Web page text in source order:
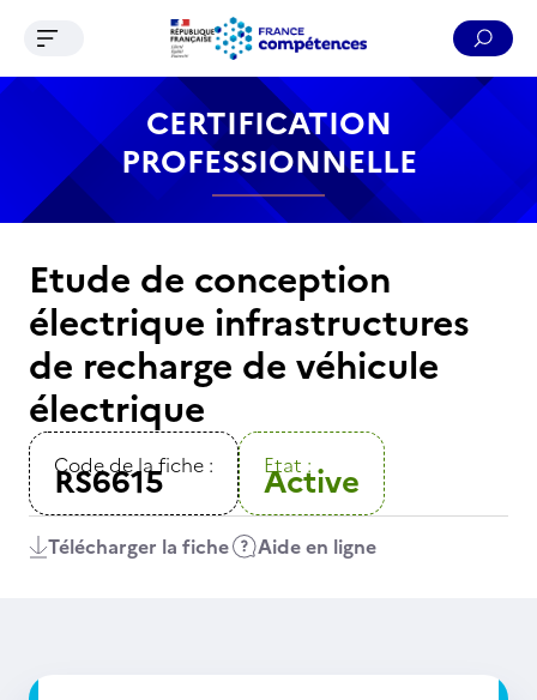
Contenu Recherche Menu Pied de page
Ouvrir le menu de navigation
CERTIFICATION
PROFESSIONNELLE
Etude de conception
électrique infrastructures
de recharge de véhicule
électrique
Code de la fiche :
RS6615 Etat :
Active
Télécharger la fiche Aide en ligne